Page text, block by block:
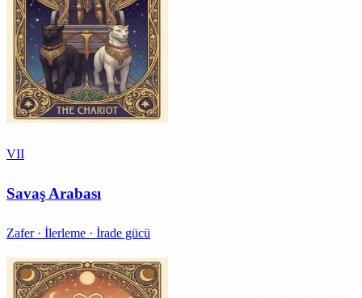
VII
Savaş Arabası
Zafer · İlerleme · İrade gücü